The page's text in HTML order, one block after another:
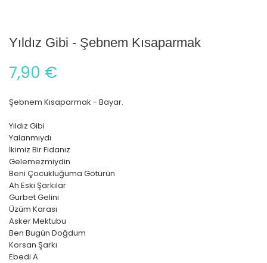
Yıldız Gibi - Şebnem Kısaparmak
7,90 €
Şebnem Kısaparmak - Bayar.
Yıldız Gibi
Yalanmıydı
İkimiz Bir Fidanız
Gelemezmiydin
Beni Çocukluğuma Götürün
Ah Eski Şarkılar
Gurbet Gelini
Üzüm Karası
Asker Mektubu
Ben Bugün Doğdum
Korsan Şarkı
Ebedi A